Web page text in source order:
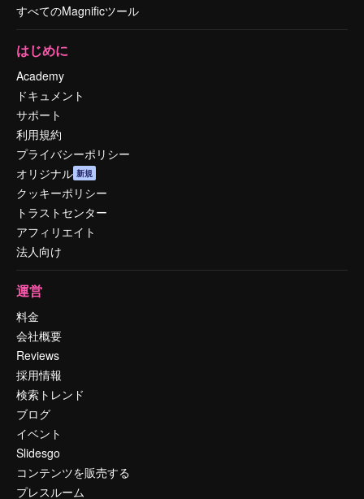
すべてのMagnificツール
はじめに
Academy
ドキュメント
サポート
利用規約
プライバシーポリシー
オリジナル 新規
クッキーポリシー
トラストセンター
アフィリエイト
法人向け
運営
料金
会社概要
Reviews
採用情報
検索トレンド
ブログ
イベント
Slidesgo
コンテンツを販売する
プレスルーム